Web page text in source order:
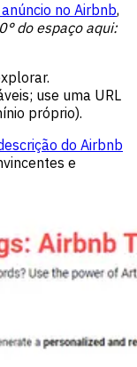
no Airbnb,
do espaço aqui:
use uma URL
próprio).
do Airbnb
e